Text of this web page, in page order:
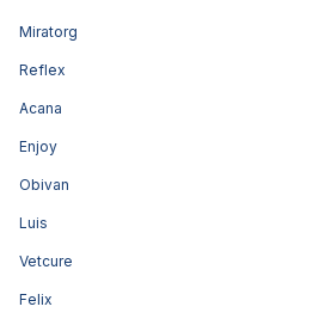
Miratorg
Reflex
Acana
Enjoy
Obivan
Luis
Vetcure
Felix